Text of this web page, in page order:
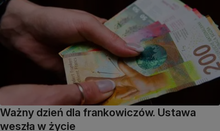
Ważny dzień dla frankowiczów. Ustawa
weszła w życie